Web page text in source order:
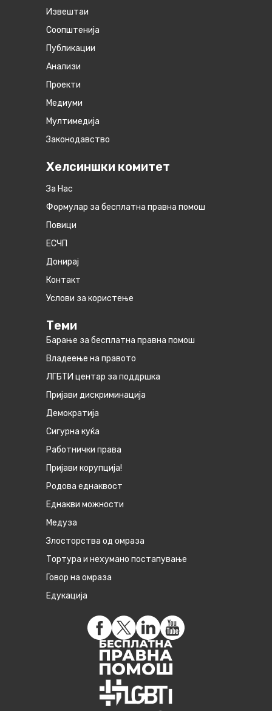
Извештаи
Соопштенија
Публикации
Анализи
Проекти
Медиуми
Мултимедија
Законодавство
Хелсиншки комитет
За Нас
Формулар за бесплатна правна помош
Повици
ЕСЧП
Донирај
Контакт
Услови за користење
Теми
Барање за бесплатна правна помош
Владеење на правото
ЛГБТИ центар за поддршка
Пријави дискриминација
Демократија
Сигурна куќа
Работнички права
Пријави корупција!
Родова еднаквост
Eднакви можности
Медуза
Злосторства од омраза
Тортура и нехумано постапување
Говор на омраза
Едукација